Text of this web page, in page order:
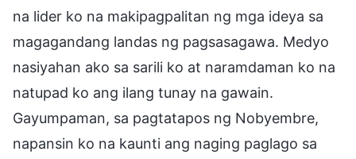
na lider ko na makipagpalitan ng mga ideya sa
magagandang landas ng pagsasagawa. Medyo
nasiyahan ako sa sarili ko at naramdaman ko na
natupad ko ang ilang tunay na gawain.
Gayumpaman, sa pagtatapos ng Nobyembre,
napansin ko na kaunti ang naging paglago sa